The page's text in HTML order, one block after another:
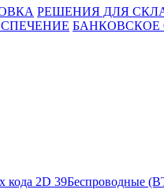
РЕШЕНИЯ ДЛЯ
БАНКОВСКОЕ
кода 2D 39Беспроводные